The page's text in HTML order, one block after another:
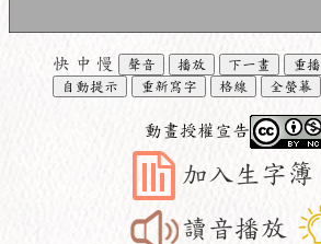
快 中 慢 聲音 播放 下一畫 重播
自動提示
重新寫字 格線 全螢幕
動畫授權宣告
加入生字簿
讀音播放